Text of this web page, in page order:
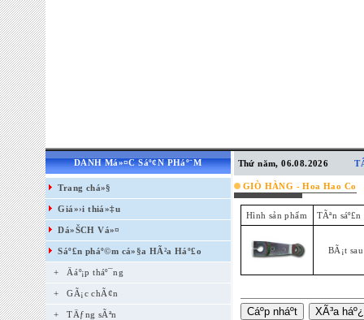
DANH Má»¤C Sáº¢N PHáº¨M
Trang chá»§
Giá»›i thiá»‡u
Dá»ŠCH Vá»¤
Sáº£n pháº©m cá»§a HÃ²a Háº£o
+ Äáº¡p tháº¯ng
+GÃ¡c chÃ¢n
+TÄƒng sÃªn
Thứ năm, 06.08.2026
GIÒ HÀNG - Hoa Hao Co
Hình sản phẩm TÃªn
BÃ¡t